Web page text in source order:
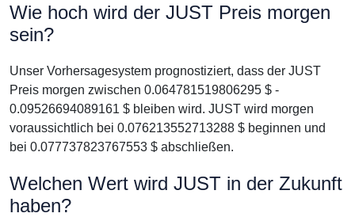
Wie hoch wird der JUST Preis morgen
sein?
Unser Vorhersagesystem prognostiziert, dass der JUST
Preis morgen zwischen 0.064781519806295 $ -
0.09526694089161 $ bleiben wird. JUST wird morgen
voraussichtlich bei 0.076213552713288 $ beginnen und
bei 0.077737823767553 $ abschließen.
Welchen Wert wird JUST in der Zukunft
haben?